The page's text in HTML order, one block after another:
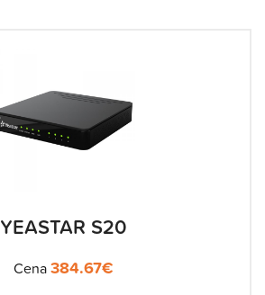
YEASTAR S20
Cena384.67€